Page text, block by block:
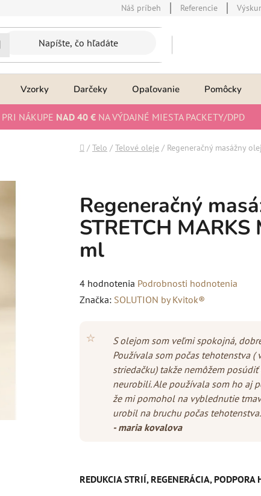
Náš príbeh Referencie
Vzorky Darčeky Opaľovanie Pomôcky
PRI NÁKUPE NAD 40 € NA VÝDAJNÉ MIESTA PACKETY/DPD
Domov
/ Telo / Telové oleje / Regeneračný masážny
Regeneračný
STRETCH
ml
Priemerné
hodnotenie
hviezdičiek.
4 hodnotenia Podrobnosti hodnotenia
Značka: SOLUTION by Kvitok®
⭐
S olejom som veľmi spokojná,
Používala som počas tehotenstva
striedačku) takže nemôžem
neurobili. Ale používala som ho aj
že mi pomohol na vyblednutie
urobil na bruchu počas tehotenstva.
- maria kovalova
REDUKCIA STRIÍ, REGENERÁCIA, PODPORA